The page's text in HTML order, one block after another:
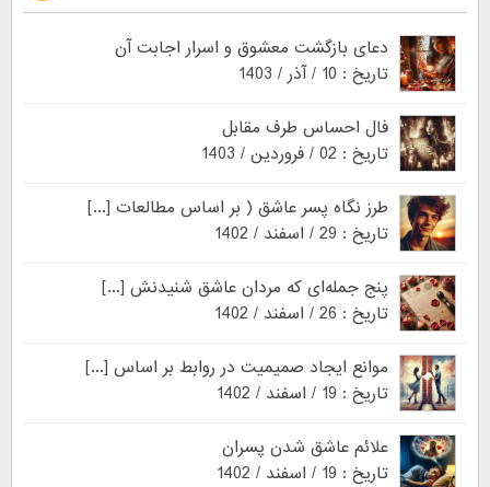
دعای بازگشت معشوق و اسرار اجابت آن
تاریخ : 10 / آذر / 1403
فال احساس طرف مقابل
تاریخ : 02 / فروردین / 1403
طرز نگاه پسر عاشق ( بر اساس مطالعات [...]
تاریخ : 29 / اسفند / 1402
پنج جمله‌ای که مردان عاشق شنیدنش [...]
تاریخ : 26 / اسفند / 1402
موانع ایجاد صمیمیت در روابط بر اساس [...]
تاریخ : 19 / اسفند / 1402
علائم عاشق شدن پسران
تاریخ : 19 / اسفند / 1402